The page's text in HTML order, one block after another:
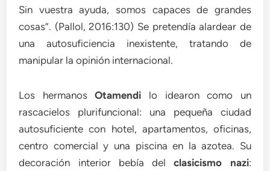
Sin vuestra ayuda, somos capaces de grandes
cosas”. (Pallol, 2016:130) Se pretendía alardear de
una autosuficiencia inexistente, tratando de
manipular la opinión internacional.
Los hermanosOtamendi lo idearon como un
rascacielos plurifuncional: una pequeña ciudad
autosuficiente con hotel, apartamentos, oficinas,
centro comercial y una piscina en la azotea. Su
decoración interior bebía delclasicismo nazi: